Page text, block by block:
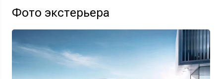
Фото экстерьера